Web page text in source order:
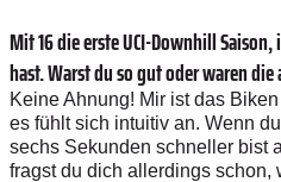
Mit 16 die erste UCI-Downhill
hast. Warst du so gut oder waren
Keine Ahnung! Mir ist das
es fühlt sich intuitiv an. Wenn
sechs Sekunden schneller bist
fragst du dich allerdings schon,